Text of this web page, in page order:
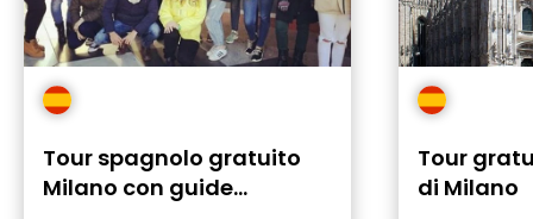
Tour spagnolo gratuito
Milano con guide
Tour
di Milano